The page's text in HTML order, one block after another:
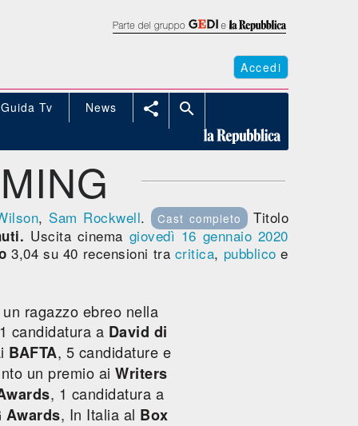
Accedi
Guida Tv News  
, Sam Rockwell. Cast completo Titolo
Uscita cinema giovedì 16 gennaio 2020
3,04 su 40 recensioni tra critica, pubblico e
ragazzo ebreo nella
candidatura a David di
BAFTA, 5 candidature e
un premio aiWriters
, 1 candidatura a
Awards, In Italia al Box